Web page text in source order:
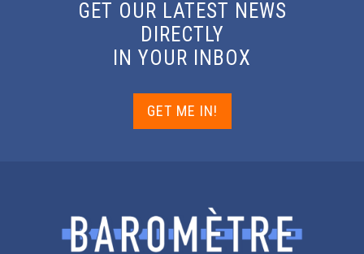
GET OUR LATEST NEWS
DIRECTLY
IN YOUR INBOX
GET ME IN!